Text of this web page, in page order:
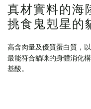
真材實料的海
挑食鬼剋星的
高含肉量及優質蛋白質，
最能符合貓咪的身體消化
基酸。